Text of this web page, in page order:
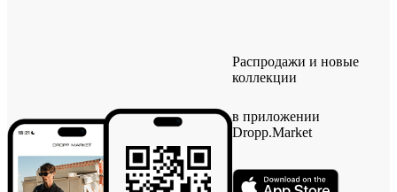
Распродажи и новые
коллекции
в приложении
Dropp.Market